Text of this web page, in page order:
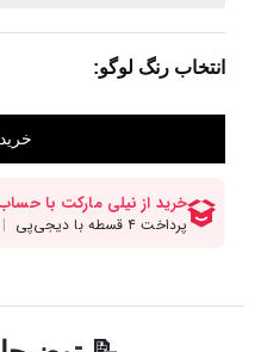
انتخاب رنگ لوگو: